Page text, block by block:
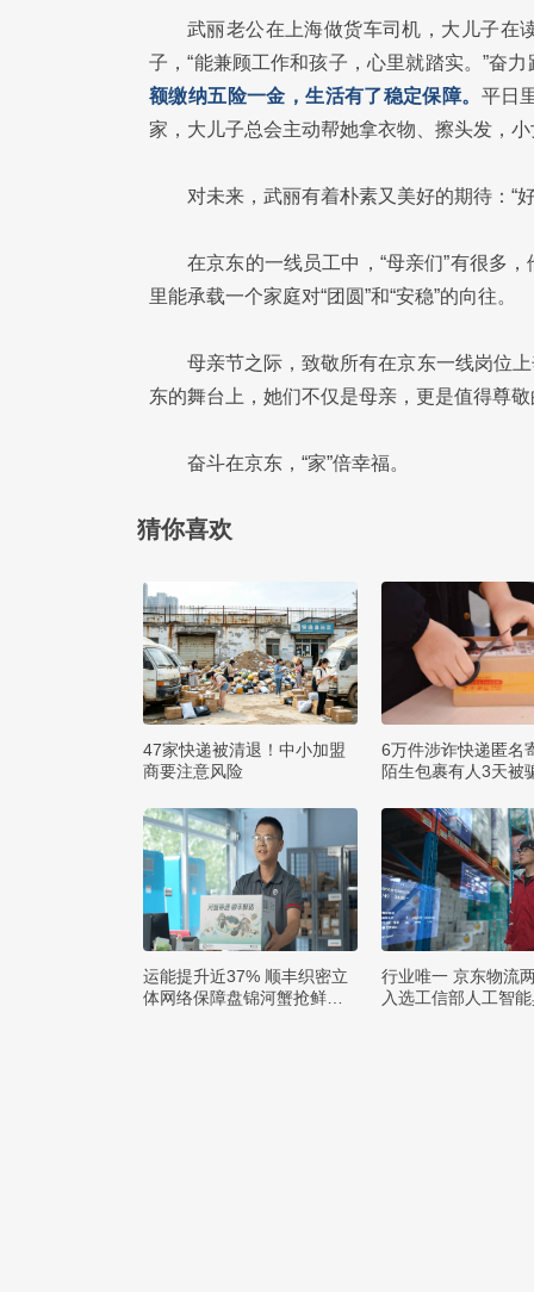
武丽老公在上海做货车司机，大儿子在
子，“能兼顾工作和孩子，心里就踏实。”奋
额缴纳五险一金，生活有了稳定保障。 平日
家，大儿子总会主动帮她拿衣物、擦头发，
对未来，武丽有着朴素又美好的期待：“
在京东的一线员工中，“母亲们”有很多
里能承载一个家庭对“团圆”和“安稳”的向往。
母亲节之际，致敬所有在京东一线岗位
东的舞台上，她们不仅是母亲，更是值得尊
奋斗在京东，“家”倍幸福。
猜你喜欢
47家快递被清退！中小加盟
商要注意风险
6万件涉诈快递匿名
陌生包裹有人3天被
运能提升近37% 顺丰织密立
体网络保障盘锦河蟹抢鲜出
行业唯一 京东物流
入选工信部人工智